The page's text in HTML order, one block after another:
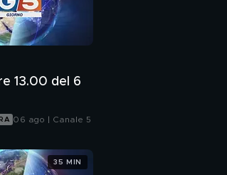
13.00 del 6
06 ago | Canale 5
35 MIN